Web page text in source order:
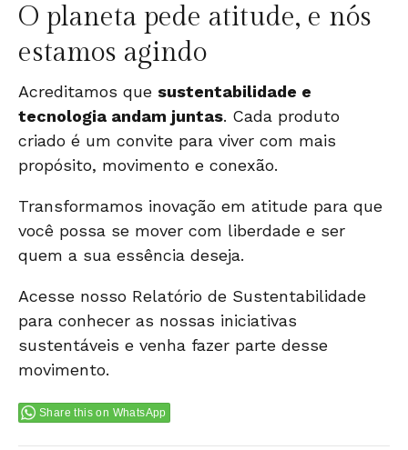
O planeta pede atitude, e nós
estamos agindo
Acreditamos que sustentabilidade e
tecnologia andam juntas. Cada produto
criado é um convite para viver com mais
propósito, movimento e conexão.
Transformamos inovação em atitude para que
você possa se mover com liberdade e ser
quem a sua essência deseja.
Acesse nosso Relatório de Sustentabilidade
para conhecer as nossas iniciativas
sustentáveis e venha fazer parte desse
movimento.
Share this on WhatsApp